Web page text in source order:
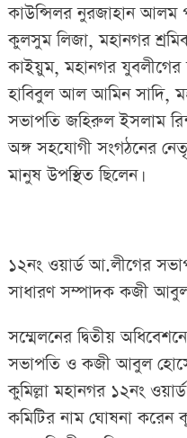
কাউন্সিলর নুরজাহান আলম
কুলসুম লিজা, মহানগর
কাইয়ুম, মহানগর
হাবিবুল আল আমিন সাদি,
সভাপতি জহিরুল ইসলাম
অঙ্গ সহযোগী সংগঠনের
মানুষ উপস্থিত ছিলেন।
১২নং ওয়ার্ড আ.লীগের
সাধারণ সম্পাদক কজী
সম্মেলনের দ্বিতীয়
সভাপতি ও কজী আবুল
কুমিল্লা মহানগর ১২নং
কমিটির নাম ঘোষনা করেন